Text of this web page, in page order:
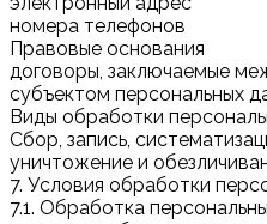
номера телефонов
Правовые основания
договоры, заключаемые
субъектом персональных
Виды обработки
Сбор, запись,
уничтожение и
7. Условия обработки
7.1. Обработка